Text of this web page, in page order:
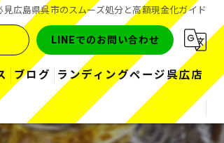
広島県呉市のスムーズ処分と高額現金化ガイド
LINEでのお問い合わせ
ブログ
コラム
ランディングページ呉広店